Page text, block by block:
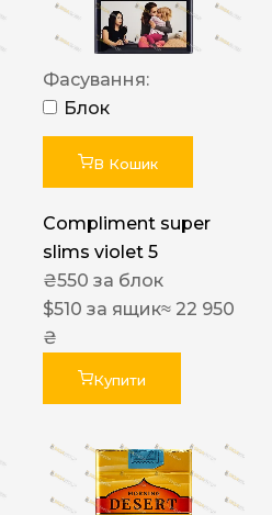
Фасування:
Блок
В Кошик
Compliment super
slims violet 5
₴550 за блок
$510 за ящик≈ 22 950
₴
Купити